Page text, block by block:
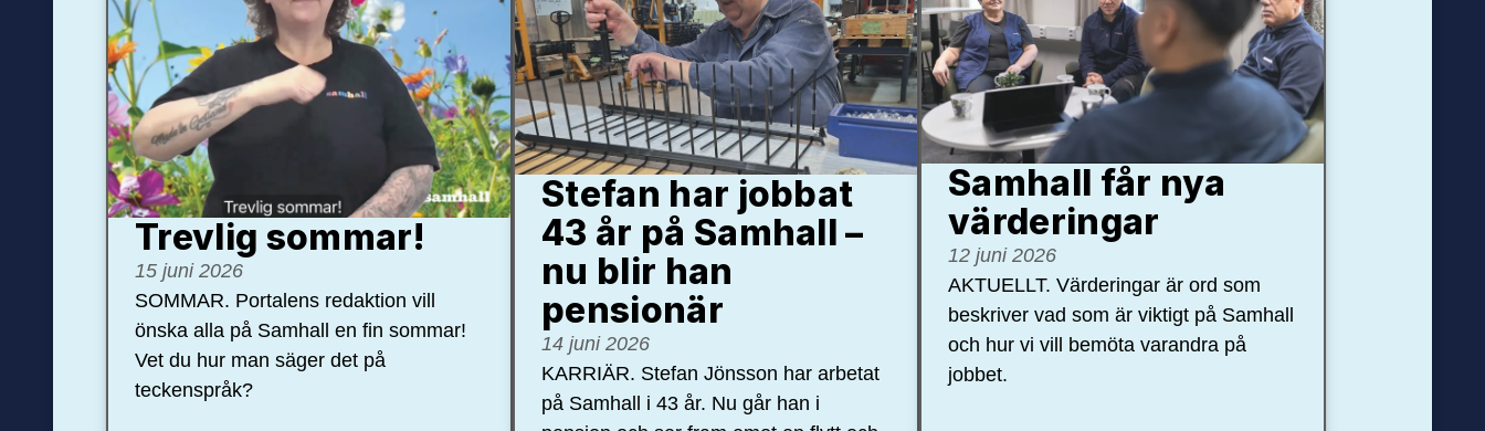
Trevlig sommar!
15 juni 2026
SOMMAR. Portalens redaktion vill
önska alla på Samhall en fin sommar!
Vet du hur man säger det på
teckenspråk?
Stefan har jobbat
43 år på Samhall –
nu blir han
pensionär
14 juni 2026
KARRIÄR. Stefan Jönsson har arbetat
på Samhall i 43 år. Nu går han i
Samhall får nya
värdering­ar
12 juni 2026
AKTUELLT. Värderingar är ord som
beskriver vad som är viktigt på Samhall
och hur vi vill bemöta varandra på
jobbet.